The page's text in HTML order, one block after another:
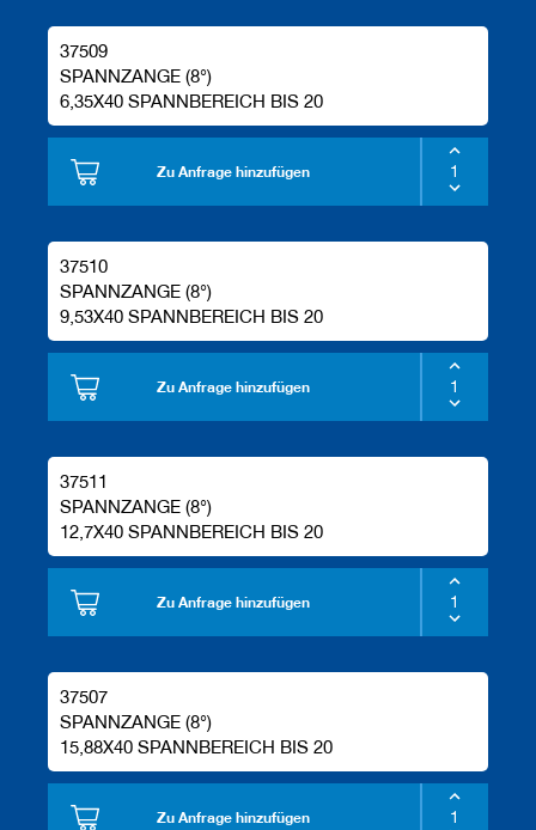
37509
SPANNZANGE (8°)
6,35X40 SPANNBEREICH BIS 20
Zu Anfrage hinzufügen
37510
SPANNZANGE (8°)
9,53X40 SPANNBEREICH BIS 20
Zu Anfrage hinzufügen
37511
SPANNZANGE (8°)
12,7X40 SPANNBEREICH BIS 20
Zu Anfrage hinzufügen
37507
SPANNZANGE (8°)
15,88X40 SPANNBEREICH BIS 20
Zu Anfrage hinzufügen